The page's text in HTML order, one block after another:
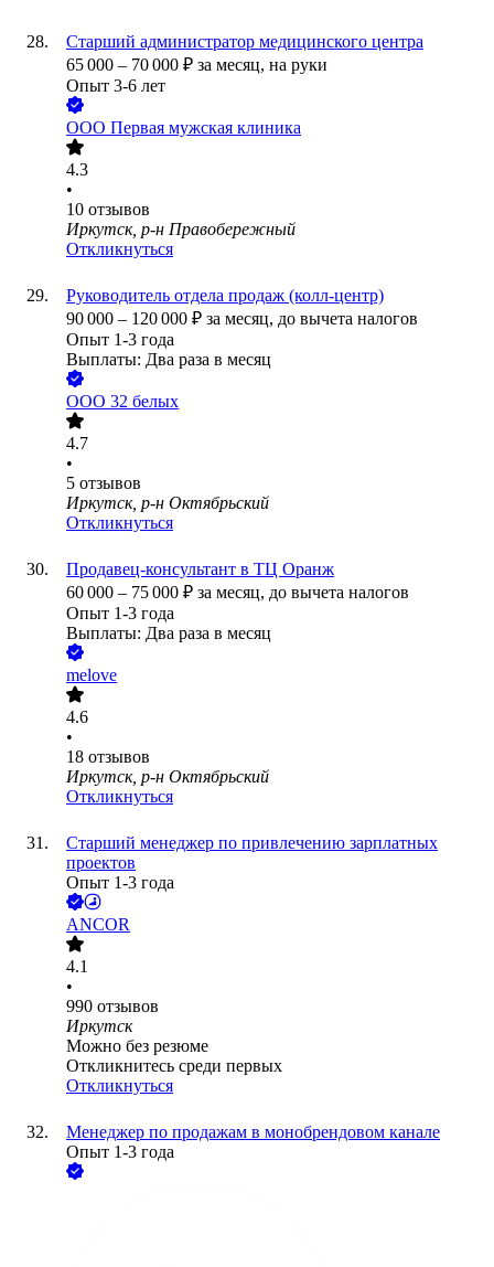
Старший администратор медицинского центра
65 000 – 70 000 ₽ за месяц, на руки
Опыт 3-6 лет
ООО Первая мужская клиника
4.3
•
10 отзывов
Иркутск, р-н Правобережный
Откликнуться
Руководитель отдела продаж (колл-центр)
90 000 – 120 000 ₽ за месяц, до вычета налогов
Опыт 1-3 года
Выплаты: Два раза в месяц
ООО 32 белых
4.7
•
5 отзывов
Иркутск, р-н Октябрьский
Откликнуться
Продавец-консультант в ТЦ Оранж
60 000 – 75 000 ₽ за месяц, до вычета налогов
Опыт 1-3 года
Выплаты: Два раза в месяц
melove
4.6
•
18 отзывов
Иркутск, р-н Октябрьский
Откликнуться
Старший менеджер по привлечению зарплатных
проектов
Опыт 1-3 года
ANCOR
4.1
•
990 отзывов
Иркутск
Можно без резюме
Откликнитесь среди первых
Откликнуться
Менеджер по продажам в монобрендовом канале
Опыт 1-3 года